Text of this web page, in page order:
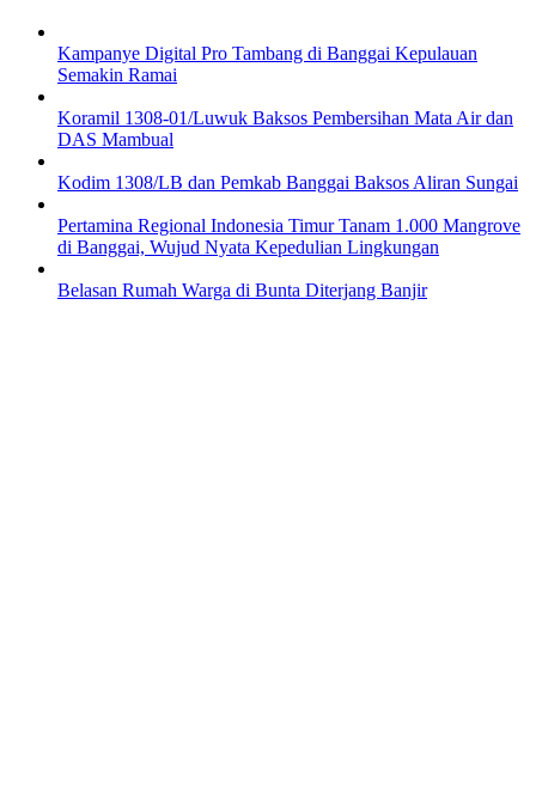
Kampanye Digital Pro Tambang di Banggai Kepulauan
Semakin Ramai
Koramil 1308-01/Luwuk Baksos Pembersihan Mata Air dan
DAS Mambual
Kodim 1308/LB dan Pemkab Banggai Baksos Aliran Sungai
Pertamina Regional Indonesia Timur Tanam 1.000 Mangrove
di Banggai, Wujud Nyata Kepedulian Lingkungan
Belasan Rumah Warga di Bunta Diterjang Banjir